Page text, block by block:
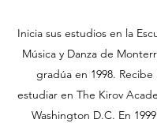
Inicia sus estudios en la
Música y Danza de
gradúa en 1998.
estudiar en The Kirov
Washington D.C. En